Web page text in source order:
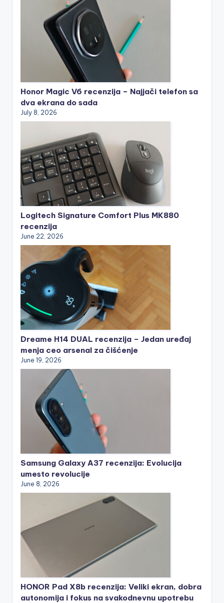
Honor Magic V6 recenzija – Najjači telefon sa
dva ekrana do sada
July 8, 2026
Logitech Signature Comfort Plus MK880
recenzija
June 22, 2026
Dreame H14 DUAL recenzija – Jedan uređaj
menja ceo arsenal za čišćenje
June 19, 2026
Samsung Galaxy A37 recenzija: Evolucija
umesto revolucije
June 8, 2026
HONOR Pad X8b recenzija: Veliki ekran, dobra
autonomija i fokus na svakodnevnu upotrebu